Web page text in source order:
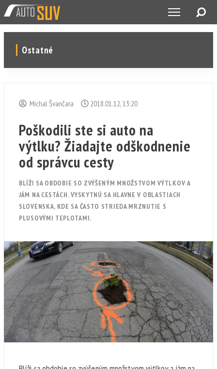
Ostatné
Michal Švančara 2018.01.12, 13:20
Poškodili ste si auto na
výtlku? Žiadajte odškodnenie
od správcu cesty
BLÍŽI SA OBDOBIE SO ZVÝŠENÝM MNOŽSTVOM VÝTLKOV A
JÁM NA CESTÁCH. VYSKYTNÚ SA HLAVNE V OBLASTIACH
SLOVENSKA, KDE SA ČASTO STRIEDA MRZNUTIE S
PLUSOVÝMI TEPLOTAMI.